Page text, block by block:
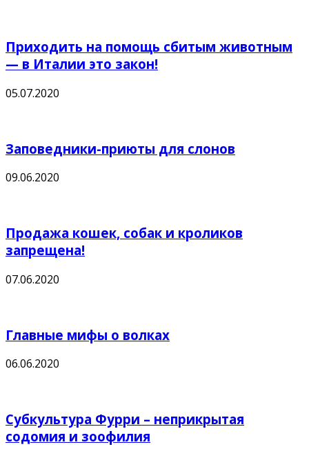
Приходить на помощь сбитым животным
— в Италии это закон!
05.07.2020
Заповедники-приюты для слонов
09.06.2020
Продажа кошек, собак и кроликов
запрещена!
07.06.2020
Главные мифы о волках
06.06.2020
Субкультура Фурри – неприкрытая
содомия и зоофилия